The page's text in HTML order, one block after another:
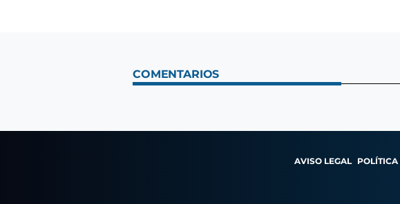
COMENTARIOS
AVISO LEGAL